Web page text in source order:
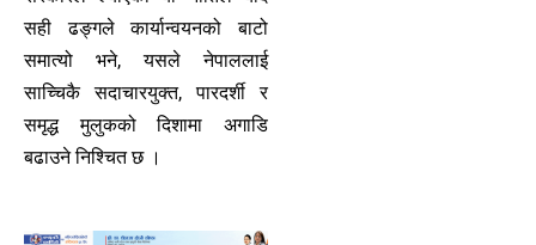
सही ढङ्गले कार्यान्वयनको बाटो
समात्यो भने, यसले नेपाललाई
साच्चिकै सदाचारयुक्त, पारदर्शी र
समृद्ध मुलुकको दिशामा अगाडि
बढाउने निश्चित छ ।